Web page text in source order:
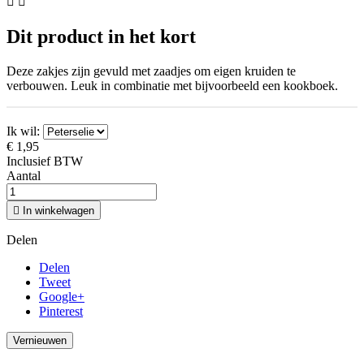
Dit product in het kort
Deze zakjes zijn gevuld met zaadjes om eigen kruiden te
verbouwen. Leuk in combinatie met bijvoorbeeld een kookboek.
Ik wil:
€ 1,95
Inclusief BTW
Aantal
 In winkelwagen
Delen
Delen
Tweet
Google+
Pinterest